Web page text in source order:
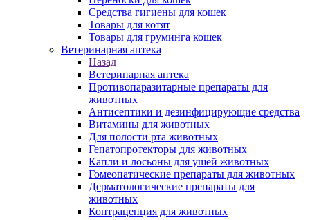
Средства гигиены для кошек
Товары для котят
Товары для груминга кошек
Ветеринарная аптека
Назад
Ветеринарная аптека
Противопаразитарные препараты для
животных
Антисептики и дезинфицирующие средства
Витамины для животных
Для полости рта животных
Гепатопротекторы для животных
Капли и лосьоны для ушей животных
Гомеопатические препараты для животных
Дерматологические препараты для
животных
Контрацепция для животных